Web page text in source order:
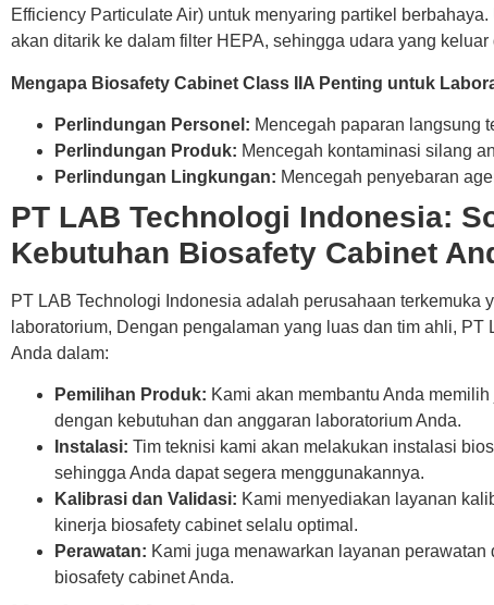
Efficiency Particulate Air) untuk menyaring partikel
akan ditarik ke dalam filter HEPA, sehingga udara yang
Mengapa Biosafety Cabinet Class IIA Penting untuk
Perlindungan Personel: Mencegah paparan langsung
Perlindungan Produk: Mencegah kontaminasi silang
Perlindungan Lingkungan: Mencegah penyebaran
PT LAB Technologi Indonesia:
Kebutuhan Biosafety Cabinet
PT LAB Technologi Indonesia adalah perusahaan terkemuka
laboratorium, Dengan pengalaman yang luas dan tim ahli,
Anda dalam:
Pemilihan Produk: Kami akan membantu Anda
dengan kebutuhan dan anggaran laboratorium Anda.
Instalasi: Tim teknisi kami akan melakukan instalasi
sehingga Anda dapat segera menggunakannya.
Kalibrasi dan Validasi: Kami menyediakan layanan
kinerja biosafety cabinet selalu optimal.
Perawatan: Kami juga menawarkan layanan
biosafety cabinet Anda.